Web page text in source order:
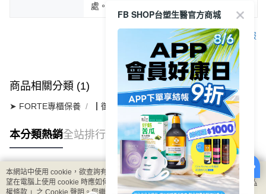
處。
客服
商品相關分類 (1)
➤ FORTE專櫃保養 ┃御潤極光系列
本分類熱銷全站排行
熱門標籤
本網站中使用 cookie，欲查詢有關本網站使用 cookie 方式之詳情，及若您不希
望在電腦上使用 cookie 時應如何變更電腦的 cookie 設定，請參閱本網站「
隱私
權條款 」之 Cookie 聲明。您繼續使用本網站即表示您同意本公司得按本網站使
FB SHOP台塑生醫官方商城